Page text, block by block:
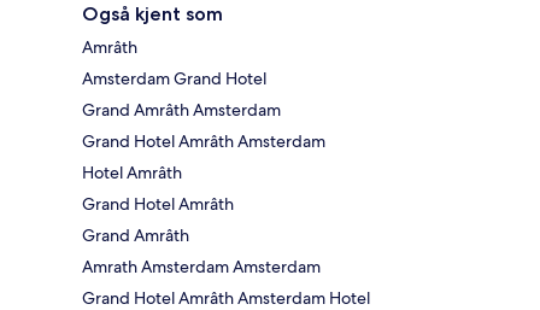
Også kjent som
Amrâth
Amsterdam Grand Hotel
Grand Amrâth Amsterdam
Grand Hotel Amrâth Amsterdam
Hotel Amrâth
Grand Hotel Amrâth
Grand Amrâth
Amrath Amsterdam Amsterdam
Grand Hotel Amrâth Amsterdam Hotel